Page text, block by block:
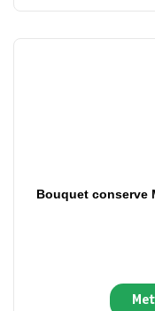
Bouquet conserve